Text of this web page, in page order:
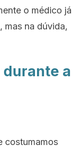
o médico já
mas na dúvida,
a
costumamos